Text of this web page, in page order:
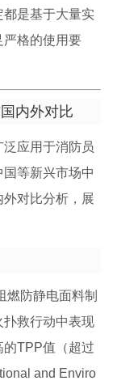
是基于大量实
严格的使用要
内外对比
应用于消防员
等新兴市场中
对比分析，展
燃防静电面料制
救行动中表现
的TPP值（超过
and Enviro